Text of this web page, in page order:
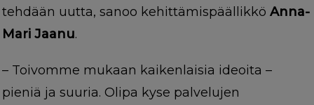
tehdään uutta, sanoo kehittämispäällikkö Anna-
Mari Jaanu.
– Toivomme mukaan kaikenlaisia ideoita –
pieniä ja suuria. Olipa kyse palvelujen